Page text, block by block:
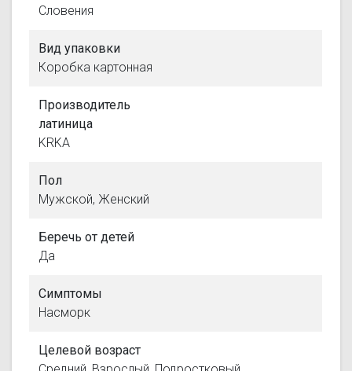
Словения
Вид упаковки
Коробка картонная
Производитель
латиница
KRKA
Пол
Мужской, Женский
Беречь от детей
Да
Симптомы
Насморк
Целевой возраст